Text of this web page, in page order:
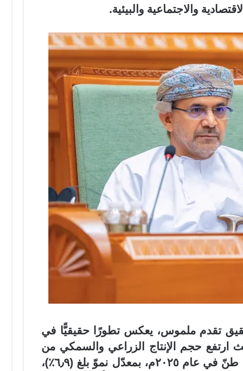
والاجتماعية والبيئية.
تقدم ملموس، يعكس تطورًا حقيقيًّا في
ارتفع حجم الإنتاج الزراعي والسمكي من
(٤٫٣) مليون طنّ في عام ٢٠٢٠م إلى (٥٫٦) مليون طنّ في عام ٢٠٢٥م، بمعدّل نموّ بلغ (٦٫٩٪)،